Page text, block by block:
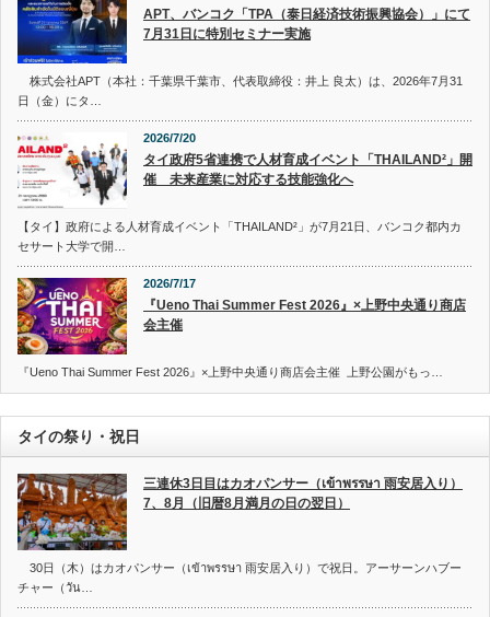
APT、バンコク「TPA（泰日経済技術振興協会）」にて
7月31日に特別セミナー実施
株式会社APT（本社：千葉県千葉市、代表取締役：井上 良太）は、2026年7月31
日（金）にタ…
2026/7/20
タイ政府5省連携で人材育成イベント「THAILAND²」開
催 未来産業に対応する技能強化へ
【タイ】政府による人材育成イベント「THAILAND²」が7月21日、バンコク都内カ
セサート大学で開…
2026/7/17
『Ueno Thai Summer Fest 2026』×上野中央通り商店
会主催
『Ueno Thai Summer Fest 2026』×上野中央通り商店会主催 上野公園がもっ…
タイの祭り・祝日
三連休3日目はカオパンサー（เข้าพรรษา 雨安居入り）
7、8月（旧暦8月満月の日の翌日）
30日（木）はカオパンサー（เข้าพรรษา 雨安居入り）で祝日。アーサーンハブー
チャー（วัน…